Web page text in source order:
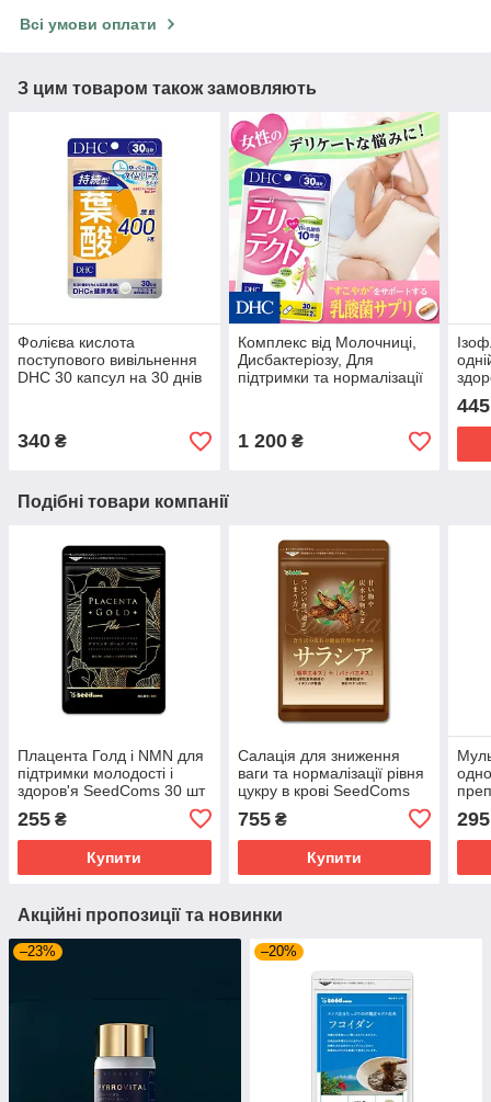
Всі умови оплати
З цим товаром також замовляють
Фолієва кислота
поступового вивільнення
DHC 30 капсул на 30 днів
340 ₴
Комплекс від Молочниці,
Дисбактеріозу, Для
підтримки та нормалізації
1 200₴
445
Подібні товари компанії
Плацента Голд і NMN для
підтримки молодості і
здоров'я SeedComs 30 шт
255 ₴
Купити
Салація для зниження
ваги та нормалізації рівня
цукру в крові SeedComs
приймання
755₴
Купити
1
295
Акційні пропозиції та новинки
–23% –20%